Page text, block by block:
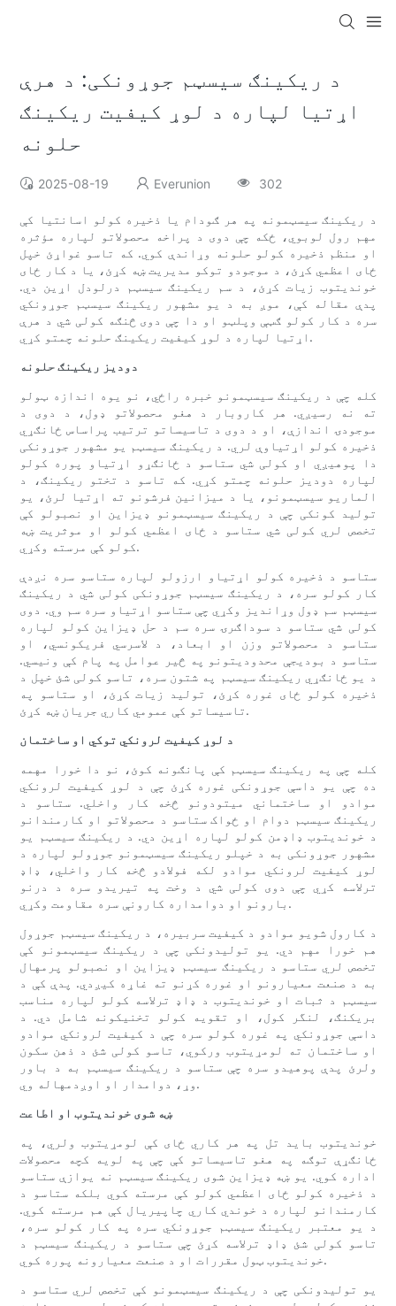
د ریکینګ سیسټم جوړونکی: د هرې
اړتیا لپاره د لوړ کیفیت ریکینګ
حلونه
2025-08-19 Everunion 302
د ریکینګ سیسټمونه په هر ګودام یا ذخیره کولو اسانتیا کې
مهم رول لوبوي، ځکه چې دوی د پراخه محصولاتو لپاره مؤثره
او منظم ذخیره کولو حلونه وړاندې کوي. که تاسو غواړئ خپل
ځای اعظمي کړئ، د موجودو توکو مدیریت ښه کړئ، یا د کار ځای
خوندیتوب زیات کړئ، د سم ریکینګ سیسټم درلودل اړین دي.
پدې مقاله کې، موږ به د یو مشهور ریکینګ سیسټم جوړونکي
سره د کار کولو ګټې وپلټو او دا چې دوی څنګه کولی شي د هرې
اړتیا لپاره د لوړ کیفیت ریکینګ حلونه چمتو کړي.
دودیز ریکینګ حلونه
کله چې د ریکینګ سیسټمونو خبره راځي، نو یوه اندازه ټولو
ته نه رسیږي. هر کاروبار د هغو محصولاتو ډول، د دوی د
موجودۍ اندازې، او د دوی د تاسیساتو ترتیب پراساس ځانګړي
ذخیره کولو اړتیاوې لري. د ریکینګ سیسټم یو مشهور جوړونکی
دا پوهیږي او کولی شي ستاسو د ځانګړو اړتیاو پوره کولو
لپاره دودیز حلونه چمتو کړي. که تاسو د تختو ریکینګ، د
الماریو سیسټمونو، یا د میزانین فرشونو ته اړتیا لرئ، یو
تولید کونکی چې د ریکینګ سیسټمونو ډیزاین او نصبولو کې
تخصص لري کولی شي ستاسو د ځای اعظمي کولو او موثریت ښه
کولو کې مرسته وکړي.
ستاسو د ذخیره کولو اړتیاو ارزولو لپاره ستاسو سره نږدې
کار کولو سره، د ریکینګ سیسټم جوړونکی کولی شي د ریکینګ
سیسټم سم ډول وړاندیز وکړي چې ستاسو اړتیاو سره سم وي. دوی
کولی شي ستاسو د سوداګرۍ سره سم د حل ډیزاین کولو لپاره
ستاسو د محصولاتو وزن او ابعاد، د لاسرسي فریکونسي، او
ستاسو د بودیجې محدودیتونو په څیر عوامل په پام کې ونیسي.
د یو ځانګړي ریکینګ سیسټم په شتون سره، تاسو کولی شئ خپل د
ذخیره کولو ځای غوره کړئ، تولید زیات کړئ، او ستاسو په
تاسیساتو کې عمومي کاري جریان ښه کړئ.
د لوړ کیفیت لرونکي توکي او ساختمان
کله چې په ریکینګ سیسټم کې پانګونه کوئ، نو دا خورا مهمه
ده چې یو داسې جوړونکی غوره کړئ چې د لوړ کیفیت لرونکي
موادو او ساختماني میتودونو څخه کار واخلي. ستاسو د
ریکینګ سیسټم دوام او ځواک ستاسو د محصولاتو او کارمندانو
د خوندیتوب ډاډمن کولو لپاره اړین دي. د ریکینګ سیسټم یو
مشهور جوړونکی به د خپلو ریکینګ سیسټمونو جوړولو لپاره د
لوړ کیفیت لرونکي موادو لکه فولادو څخه کار واخلي، ډاډ
ترلاسه کړي چې دوی کولی شي د وخت په تیریدو سره د درنو
بارونو او دوامداره کارونې سره مقاومت وکړي.
د کارول شویو موادو د کیفیت سربیره، د ریکینګ سیسټم جوړول
هم خورا مهم دي. یو تولیدونکی چې د ریکینګ سیسټمونو کې
تخصص لري ستاسو د ریکینګ سیسټم ډیزاین او نصبولو پرمهال
به د صنعت معیارونو او غوره کړنو ته غاړه کیږدي. پدې کې د
سیسټم د ثبات او خوندیتوب د ډاډ ترلاسه کولو لپاره مناسب
بریکنګ، لنگر کول، او تقویه کولو تخنیکونه شامل دي. د
داسې جوړونکي په غوره کولو سره چې د کیفیت لرونکي موادو
او ساختمان ته لومړیتوب ورکوي، تاسو کولی شئ د ذهن سکون
ولرئ پدې پوهیدو سره چې ستاسو د ریکینګ سیسټم به د باور
وړ، دوامدار او اوږدمهاله وي.
ښه شوی خوندیتوب او اطاعت
خوندیتوب باید تل په هر کاري ځای کې لومړیتوب ولري، په
ځانګړې توګه په هغو تاسیساتو کې چې په لویه کچه محصولات
اداره کوي. یو ښه ډیزاین شوی ریکینګ سیسټم نه یوازې ستاسو
د ذخیره کولو ځای اعظمي کولو کې مرسته کوي بلکه ستاسو د
کارمندانو لپاره د خوندي کاري چاپیریال کې هم مرسته کوي.
د یو معتبر ریکینګ سیسټم جوړونکي سره په کار کولو سره،
تاسو کولی شئ ډاډ ترلاسه کړئ چې ستاسو د ریکینګ سیسټم د
خوندیتوب ټول مقررات او د صنعت معیارونه پوره کوي.
یو تولیدونکی چې د ریکینګ سیسټمونو کې تخصص لري ستاسو د